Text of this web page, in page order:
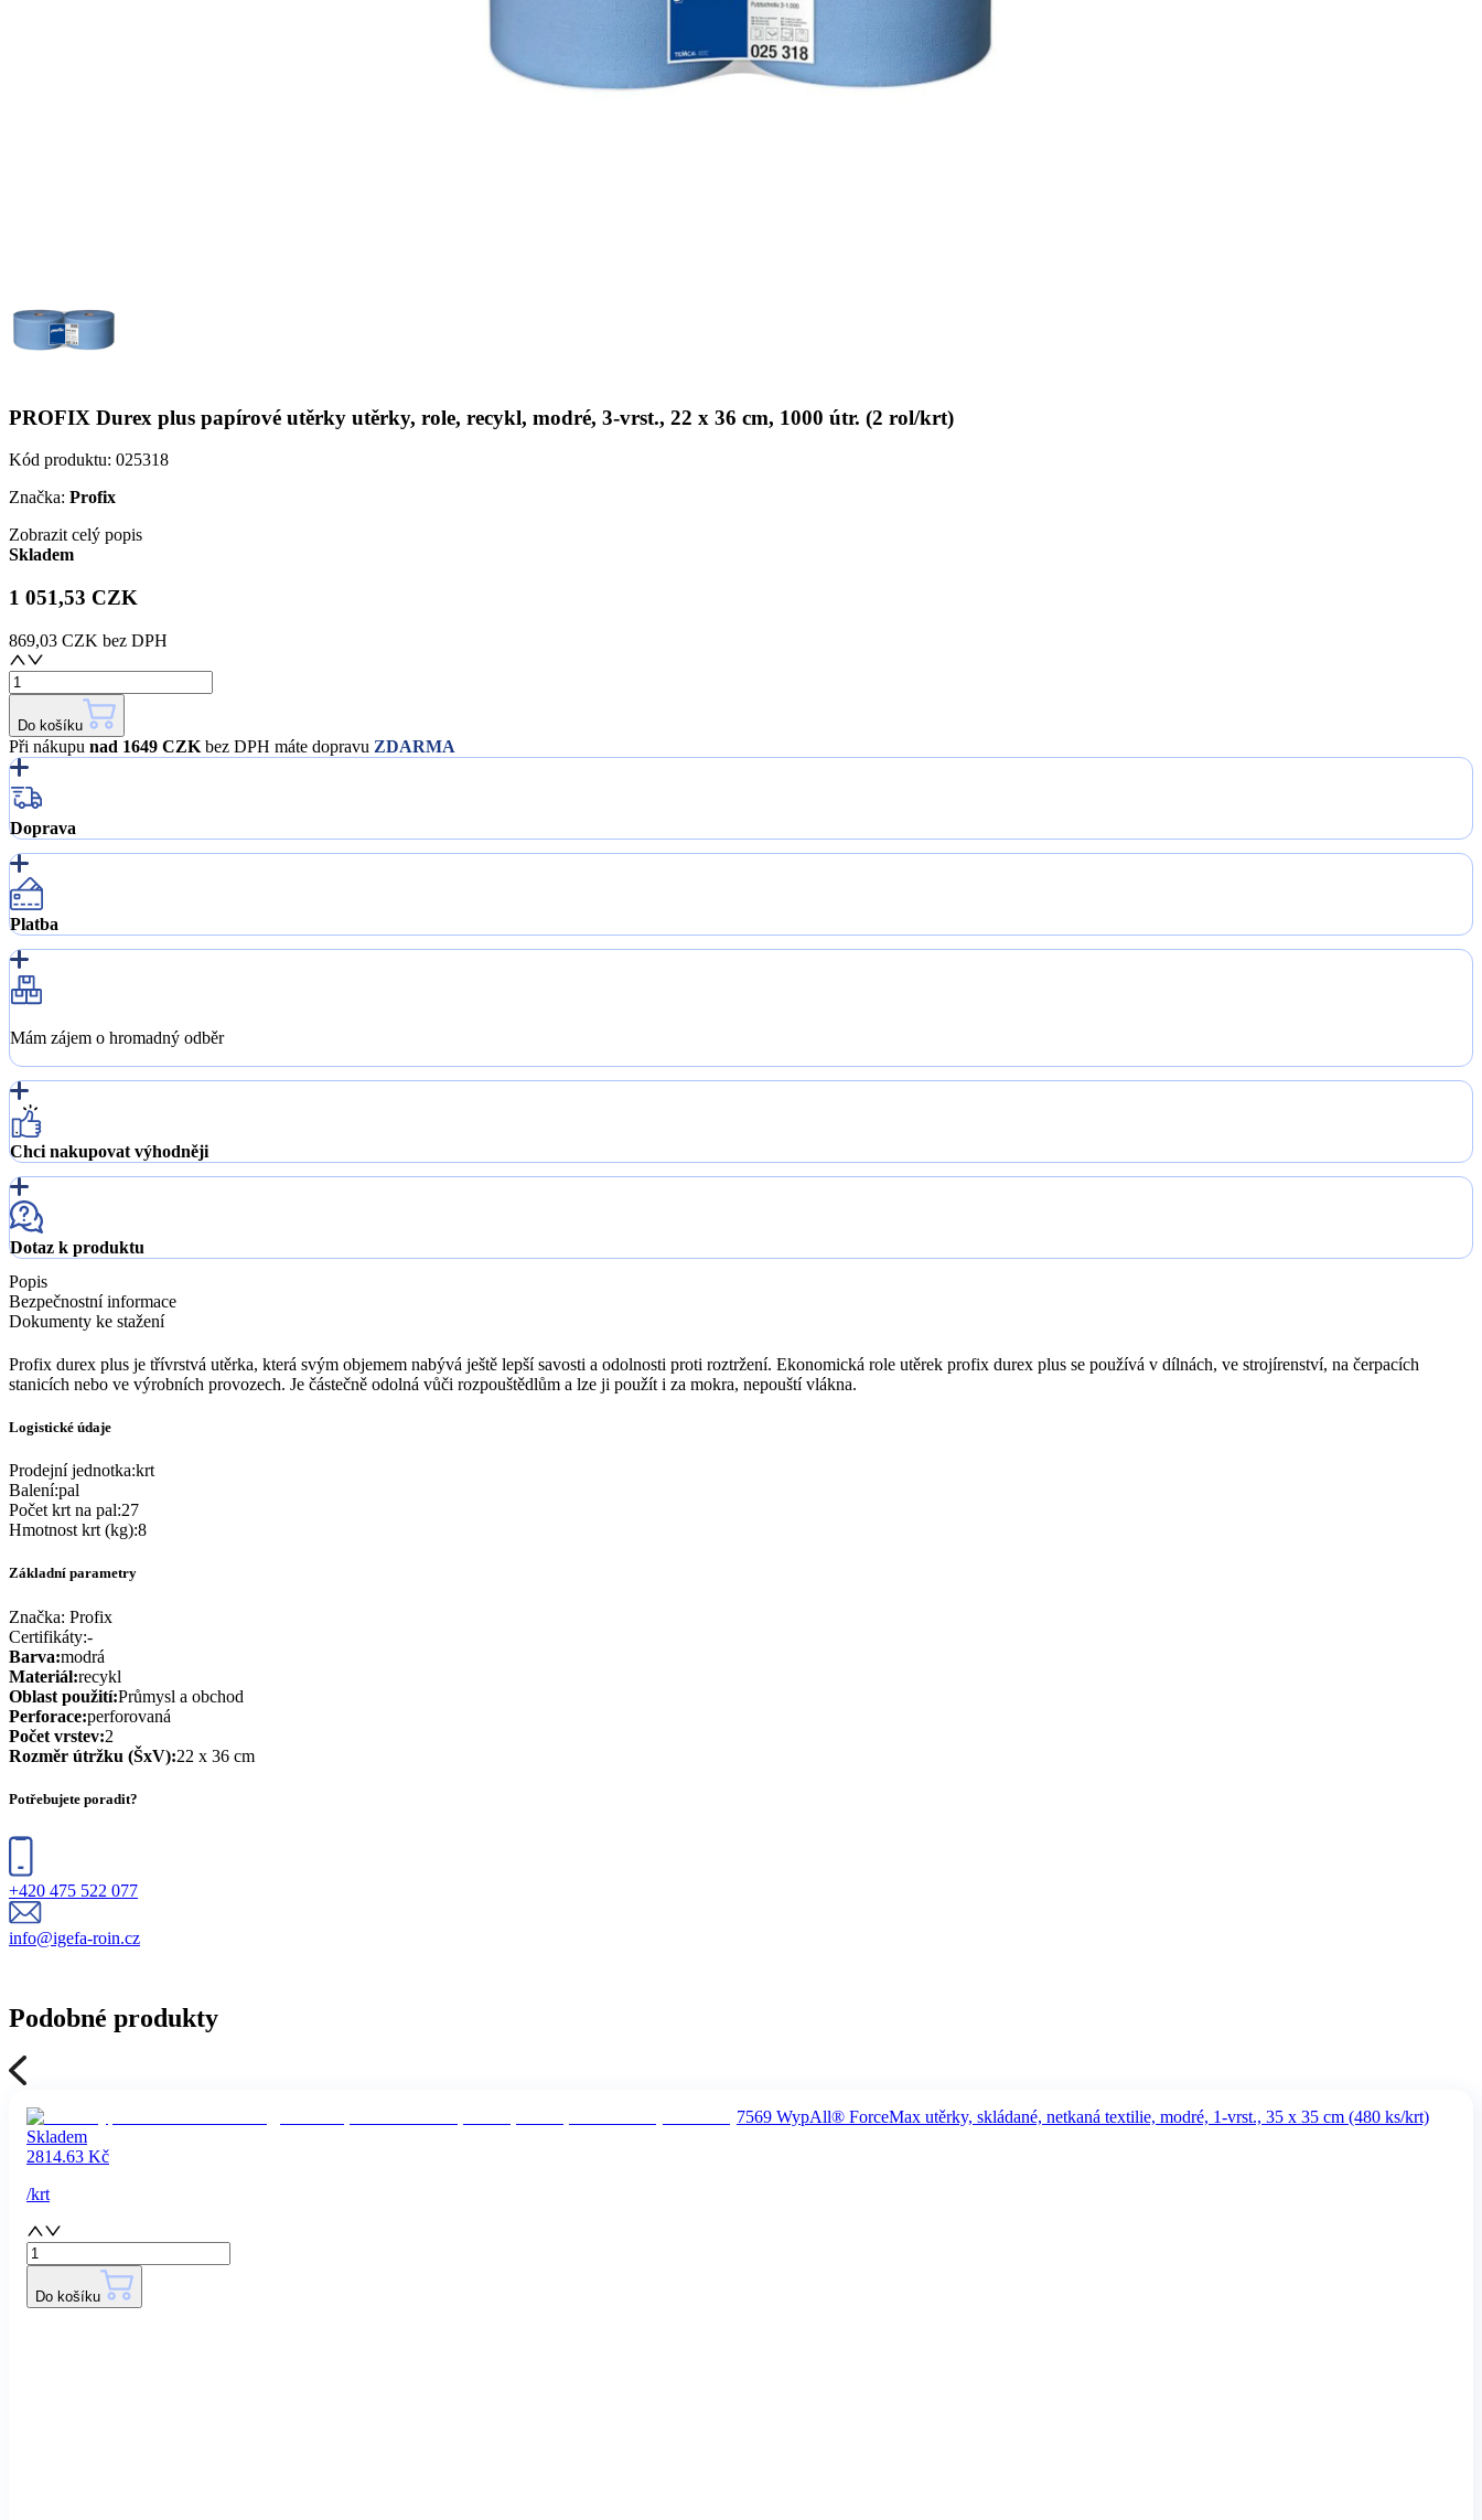
PROFIX Durex plus papírové utěrky utěrky, role, recykl, modré, 3-vrst., 22 x 36 cm, 1000 útr. (2 rol/krt)
Kód produktu: 025318
Značka: Profix
Zobrazit celý popis
Skladem
1 051,53 CZK
869,03 CZK bez DPH
Do košíku
Při nákupu nad 1649 CZK bez DPH máte dopravu ZDARMA
Doprava
Platba
Mám zájem o hromadný odběr
Chci nakupovat výhodněji
Dotaz k produktu
Popis
Bezpečnostní informace
Dokumenty ke stažení
Profix durex plus je třívrstvá utěrka, která svým objemem nabývá ještě lepší savosti a odolnosti proti roztržení. Ekonomická role utěrek profix durex plus se používá v dílnách, ve strojírenství, na čerpacích
stanicích nebo ve výrobních provozech. Je částečně odolná vůči rozpouštědlům a lze ji použít i za mokra, nepouští vlákna.
Logistické údaje
Prodejní jednotka:krt
Balení:pal
Počet krt na pal:27
Hmotnost krt (kg):8
Základní parametry
Značka: Profix
Certifikáty:-
Barva:modrá
Materiál:recykl
Oblast použití:Průmysl a obchod
Perforace:perforovaná
Počet vrstev:2
Rozměr útržku (ŠxV):22 x 36 cm
Potřebujete poradit?
+420 475 522 077
info@igefa-roin.cz
Podobné produkty
7569 WypAll® ForceMax utěrky, skládané, netkaná textilie, modré, 1-vrst., 35 x 35 cm (480 ks/krt)
Skladem
2814.63 Kč
/krt
Do košíku